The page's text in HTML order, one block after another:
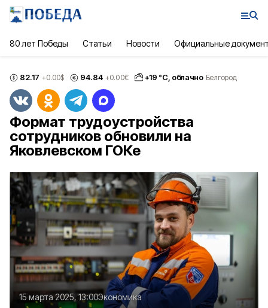
80 лет Победы Статьи Новости Официальные
82.17 +0.00$ 94.84 +0.00€ +19 °С, облачно Белгород
Формат трудоустройства
сотрудников обновили на
Яковлевском ГОКе
15 марта 2025, 13:00Экономика